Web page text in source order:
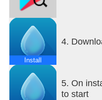
Install
4.
5. On
to start